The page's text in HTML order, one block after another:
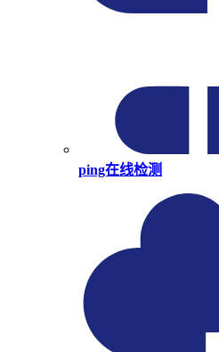
ping在线检测